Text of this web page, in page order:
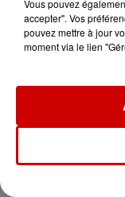
7
Jeux
Vous pouvez
accepter". Vos
pouvez mettre à jour
moment via le lien